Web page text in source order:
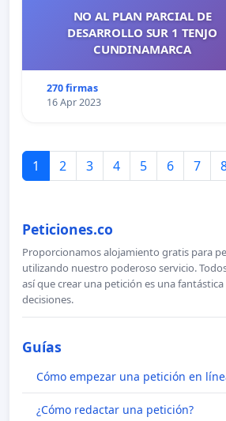
NO AL PLAN PARCIAL DE
DESARROLLO SUR 1 TENJO
CUNDINAMARCA
270 firmas
16 Apr 2023
1 2 3 4 5 6 7
Peticiones.co
Proporcionamos alojamiento gratis para
utilizando nuestro poderoso servicio.
así que crear una petición es una
decisiones.
Guías
Cómo empezar una petición en
¿Cómo redactar una petición?